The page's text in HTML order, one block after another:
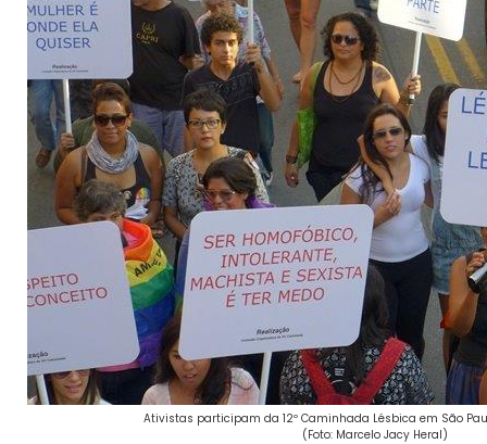
Ativistas participam da 12º Caminhada Lésbica em São
(Foto: Marcelo Jacy Heral)